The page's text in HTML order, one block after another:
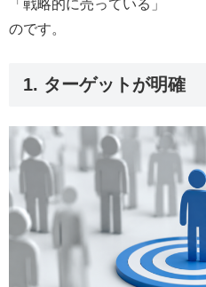
「戦略的に売っている」
のです。
1. ターゲットが明確